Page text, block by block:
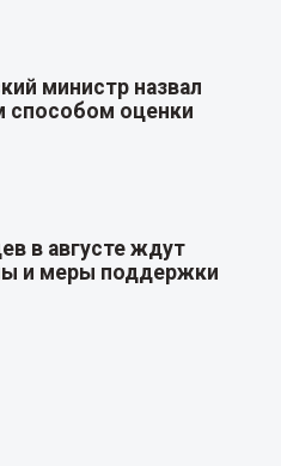
министр назвал
способом оценки
в августе ждут
и меры поддержки